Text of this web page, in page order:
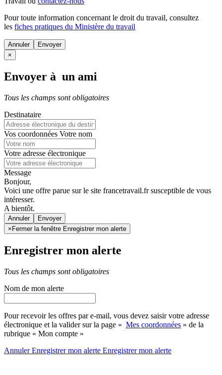
Pour toute information concernant le droit du travail, consultez
les fiches pratiques du Ministère du travail
Annuler
×
Envoyer à un ami
Tous les champs sont obligatoires
Destinataire
Vos coordonnées Votre nom
Votre adresse électronique
Message
Bonjour,
Voici une offre parue sur le site francetravail.fr susceptible de vous
intéresser.
A bientôt.
Annuler
× Fermer la fenêtre Enregistrer mon alerte
Enregistrer mon alerte
Tous les champs sont obligatoires
Nom de mon alerte
Pour recevoir les offres par e-mail, vous devez saisir votre adresse
électronique et la valider sur la page « Mes coordonnées » de la
rubrique « Mon compte »
AnnulerEnregistrer mon alerte Enregistrermon alerte